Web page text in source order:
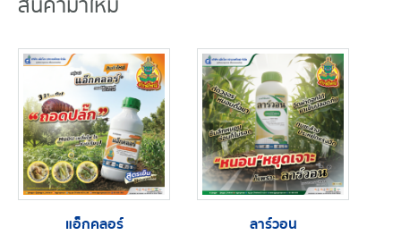
สินค้ามาใหม่
แอ็กคลอร์ ลาร์วอน